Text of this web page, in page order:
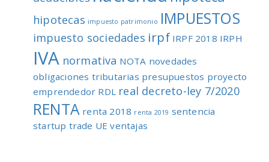
hipotecas impuesto patrimonio IMPUESTOS
impuesto sociedades irpf IRPF 2018 IRPH
IVA normativa NOTA novedades
obligaciones tributarias presupuestos proyecto
emprendedor RDL real decreto-ley 7/2020
RENTA renta 2018 renta 2019 sentencia
startup trade UE ventajas